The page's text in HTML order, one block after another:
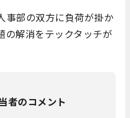
事部の双方に負荷が掛か
の解消をテックタッチが
者のコメント